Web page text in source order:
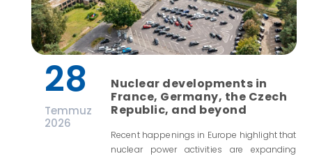
28
Temmuz
2026
Nuclear developments in
France, Germany, the Czech
Republic, and beyond
Recent happenings in Europe highlight that
nuclear power activities are expanding